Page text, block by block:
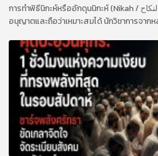
การทำพิธีนิกะห์หรืออักดุนนิกะห์ (Nikah / عقد النكاح) ในมัสยิด เป็นสิ่งที่
อนุญาตและถือว่าเหมาะสมได้ นักวิชาการจาก
ได้รับการประกาศต่อสาธารณะ แต่ต้องแยกใ
แต่งงานเต็มรูปแบบในมัสยิด เพราะงานเลี้ยง
รักษาเกียรติ ความสะอาด และข้อกำหนดขอ